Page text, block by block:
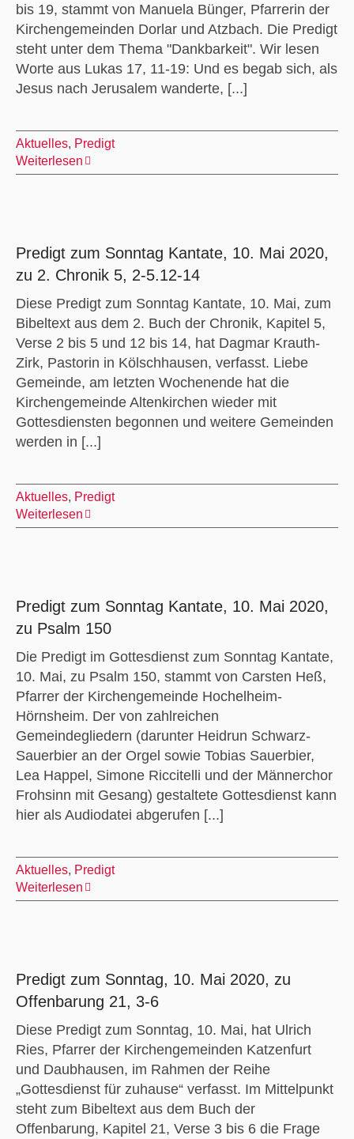
bis 19, stammt von Manuela Bünger, Pfarrerin der
Kirchengemeinden Dorlar und Atzbach. Die Predigt
steht unter dem Thema "Dankbarkeit". Wir lesen
Worte aus Lukas 17, 11-19: Und es begab sich, als
Jesus nach Jerusalem wanderte, [...]
Aktuelles, Predigt
Weiterlesen
Predigt zum Sonntag Kantate, 10. Mai 2020,
zu 2. Chronik 5, 2-5.12-14
Diese Predigt zum Sonntag Kantate, 10. Mai, zum
Bibeltext aus dem 2. Buch der Chronik, Kapitel 5,
Verse 2 bis 5 und 12 bis 14, hat Dagmar Krauth-
Zirk, Pastorin in Kölschhausen, verfasst. Liebe
Gemeinde, am letzten Wochenende hat die
Kirchengemeinde Altenkirchen wieder mit
Gottesdiensten begonnen und weitere Gemeinden
werden in [...]
Aktuelles, Predigt
Weiterlesen
Predigt zum Sonntag Kantate, 10. Mai 2020,
zu Psalm 150
Die Predigt im Gottesdienst zum Sonntag Kantate,
10. Mai, zu Psalm 150, stammt von Carsten Heß,
Pfarrer der Kirchengemeinde Hochelheim-
Hörnsheim. Der von zahlreichen
Gemeindegliedern (darunter Heidrun Schwarz-
Sauerbier an der Orgel sowie Tobias Sauerbier,
Lea Happel, Simone Riccitelli und der Männerchor
Frohsinn mit Gesang) gestaltete Gottesdienst kann
hier als Audiodatei abgerufen [...]
Aktuelles, Predigt
Weiterlesen
Predigt zum Sonntag, 10. Mai 2020, zu
Offenbarung 21, 3-6
Diese Predigt zum Sonntag, 10. Mai, hat Ulrich
Ries, Pfarrer der Kirchengemeinden Katzenfurt
und Daubhausen, im Rahmen der Reihe
„Gottesdienst für zuhause“ verfasst. Im Mittelpunkt
steht zum Bibeltext aus dem Buch der
Offenbarung, Kapitel 21, Verse 3 bis 6 die Frage